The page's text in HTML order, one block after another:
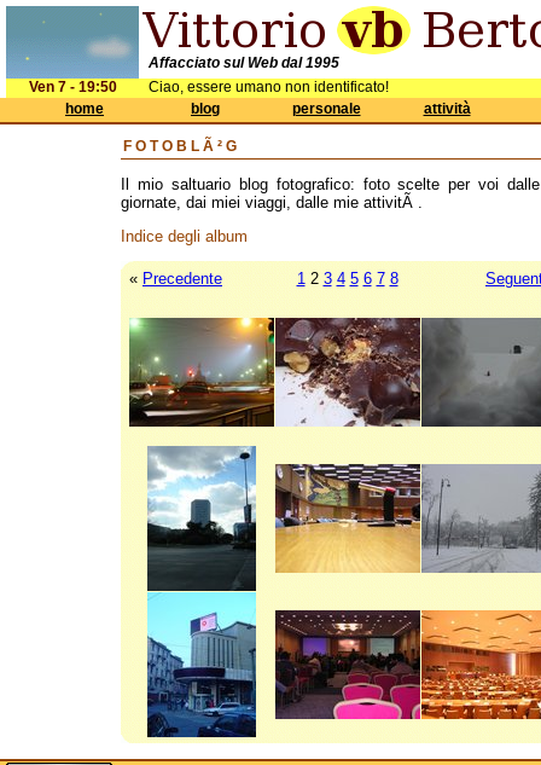
Affacciato sul Web dal 1995
Ven 7 - 19:50
Ciao, essere umano non identificato!
home
blog personale attività
FOTOBLÃ²G
Il mio saltuario blog fotografico: foto scelte per voi
giornate, dai miei viaggi, dalle mie attivitÃ .
Indice degli album
« Precedente 12 3 4 5 6 7 8